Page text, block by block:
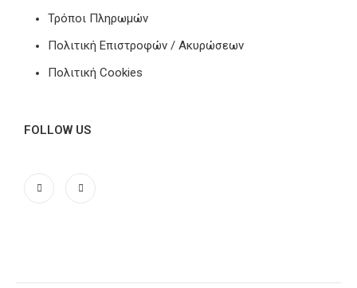
Τρόποι Πληρωμών
Πολιτική Επιστροφών / Ακυρώσεων
Πολιτική Cookies
FOLLOW US